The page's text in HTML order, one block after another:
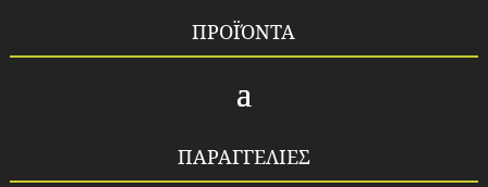
ΠΡΟΪΌΝΤΑ
ΠΑΡΑΓΓΕΛΙΕΣ